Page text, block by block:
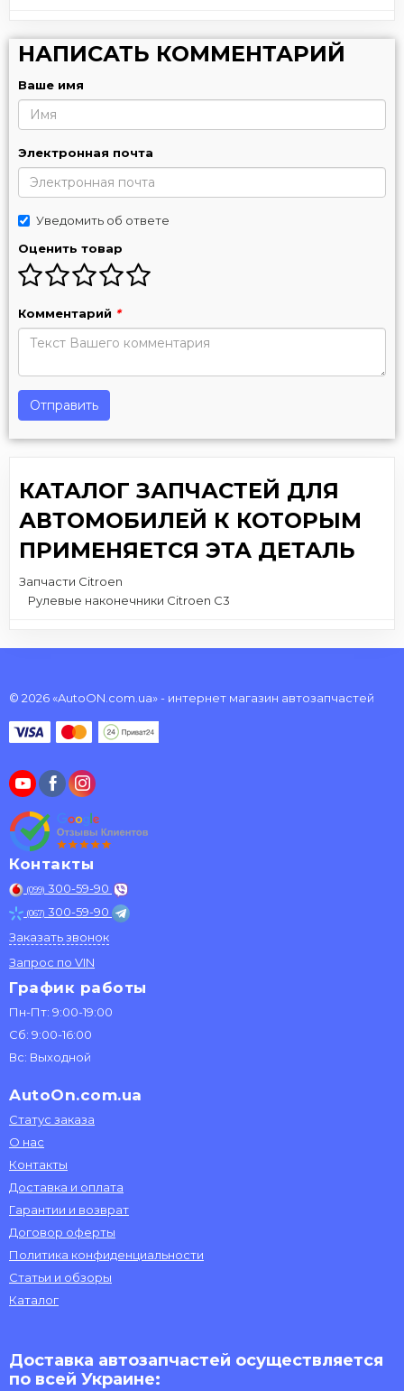
НАПИСАТЬ КОММЕНТАРИЙ
Ваше имя
Электронная почта
Уведомить об ответе
Оценить товар
Комментарий *
Отправить
КАТАЛОГ ЗАПЧАСТЕЙ ДЛЯ
АВТОМОБИЛЕЙ К КОТОРЫМ
ПРИМЕНЯЕТСЯ ЭТА ДЕТАЛЬ
Запчасти Citroen
Рулевые наконечники Citroen C3
© 2026 «AutoON.com.ua» - интернет магазин автозапчастей
Контакты
(099) 300-59-90
(067) 300-59-90
Заказать звонок
Запрос по VIN
График работы
Пн-Пт: 9:00-19:00
Сб: 9:00-16:00
Вс: Выходной
AutoOn.com.ua
Статус заказа
О нас
Контакты
Доставка и оплата
Гарантии и возврат
Договор оферты
Политика конфиденциальности
Статьи и обзоры
Каталог
Доставка автозапчастей осуществляется
по всей Украине: